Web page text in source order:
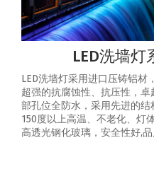
LED洗墙灯
LED洗墙灯采用进口压铸铝材
超强的抗腐蚀性、抗压性，卓
部孔位全防水，采用先进的结
150度以上高温、不老化、灯
高透光钢化玻璃，安全性好,品